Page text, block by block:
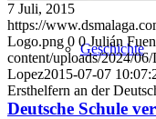
Geschichte
7 Juli, 2015
https://
Logo.png 0 0 Julián
content/uploads/2024/
Lopez2015-07-07
Ersthelfern an der
Deutsche Schule